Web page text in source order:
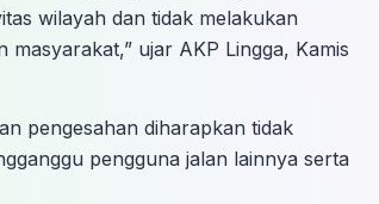
wilayah dan tidak melakukan
ujar AKP Lingga, Kamis
pengesahan diharapkan tidak
pengguna jalan lainnya serta